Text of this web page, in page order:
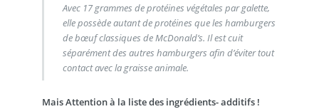
Avec 17 grammes de protéines végétales par galette,
elle possède autant de protéines que les hamburgers
de bœuf classiques de McDonald’s. Il est cuit
séparément des autres hamburgers afin d’éviter tout
contact avec la graisse animale.
Mais Attention à la liste des ingrédients- additifs !